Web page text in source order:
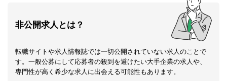
非公開求人とは？
転職サイトや求人情報誌では一切公開されていない求人のことで
す。一般公募にして応募者の殺到を避けたい大手企業の求人や、
専門性が高く希少な求人に出会える可能性もあります。